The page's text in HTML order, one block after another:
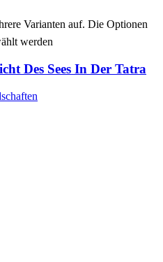
Varianten auf. Die Optionen
werden
Des Sees In Der Tatra